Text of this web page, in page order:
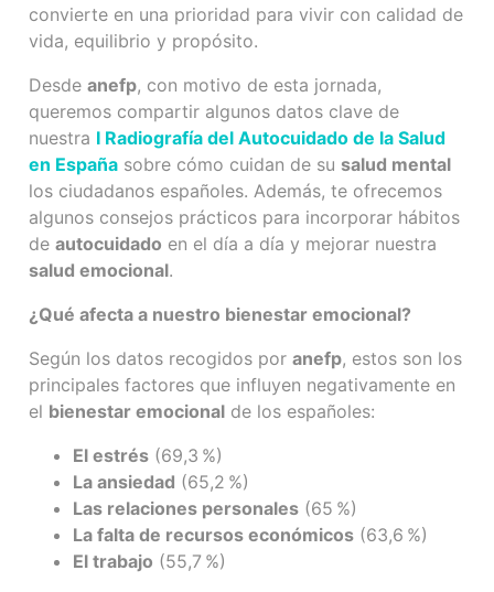
convierte en una prioridad para vivir con calidad de
vida, equilibrio y propósito.
Desdeanefp, con motivo de esta jornada,
queremos compartir algunos datos clave de
nuestra I Radiografía del Autocuidado de la Salud
en España sobre cómo cuidan de su salud mental
los ciudadanos españoles. Además, te ofrecemos
algunos consejos prácticos para incorporar hábitos
deautocuidado en el día a día y mejorar nuestra
salud emocional.
¿Qué afecta a nuestro bienestar emocional?
Según los datos recogidos poranefp, estos son los
principales factores que influyen negativamente en
el bienestar emocional de los españoles:
El estrés (69,3 %)
La ansiedad (65,2 %)
Las relaciones personales (65 %)
La falta de recursos económicos (63,6 %)
El trabajo (55,7 %)